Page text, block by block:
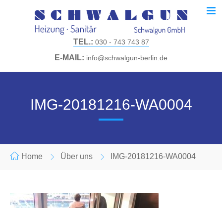
TEL.: 030 - 743 743 87
E-MAIL: info@schwalgun-berlin.de
IMG-20181216-WA0004
Home Über uns IMG-20181216-WA0004